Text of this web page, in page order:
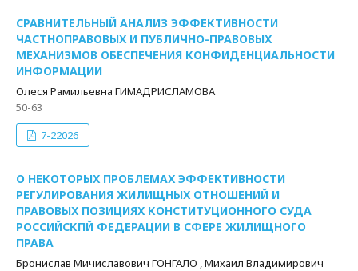
СРАВНИТЕЛЬНЫЙ АНАЛИЗ ЭФФЕКТИВНОСТИ
ЧАСТНОПРАВОВЫХ И ПУБЛИЧНО-ПРАВОВЫХ
МЕХАНИЗМОВ ОБЕСПЕЧЕНИЯ КОНФИДЕНЦИАЛЬНОСТИ
ИНФОРМАЦИИ
Олеся Рамильевна ГИМАДРИСЛАМОВА
50-63
7-22026
О НЕКОТОРЫХ ПРОБЛЕМАХ ЭФФЕКТИВНОСТИ
РЕГУЛИРОВАНИЯ ЖИЛИЩНЫХ ОТНОШЕНИЙ И
ПРАВОВЫХ ПОЗИЦИЯХ КОНСТИТУЦИОННОГО СУДА
РОССИЙСКПЙ ФЕДЕРАЦИИ В СФЕРЕ ЖИЛИЩНОГО
ПРАВА
Бронислав Мичиславович ГОНГАЛО , Михаил Владимирович